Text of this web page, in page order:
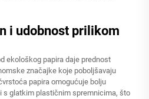
i udobnost prilikom
ekološkog papira daje prednost
značajke koje poboljšavaju
papira omogućuje bolju
s glatkim plastičnim spremnicima, što